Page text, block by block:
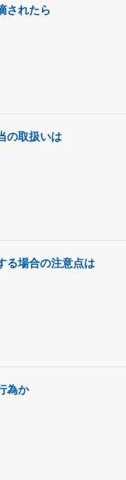
されたら
の取扱いは
る場合の注意点は
為か